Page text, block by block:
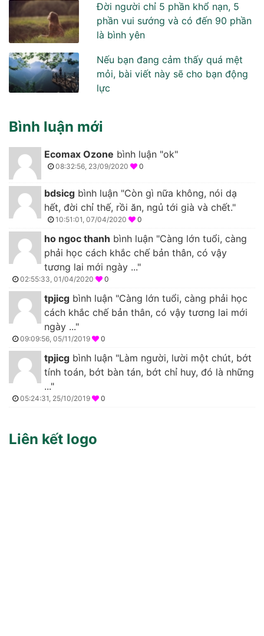
Đời người chỉ 5 phần khổ nạn, 5
phần vui sướng và có đến 90 phần
là bình yên
Nếu bạn đang cảm thấy quá mệt
mỏi, bài viết này sẽ cho bạn động
lực
Bình luận mới
Ecomax Ozone bình luận "ok"
08:32:56, 23/09/2020 0
bdsicg bình luận "Còn gì nữa không, nói dạ
hết, đời chỉ thế, rồi ăn, ngủ tới già và chết."
10:51:01, 07/04/2020 0
ho ngoc thanh bình luận "Càng lớn tuổi, càng
phải học cách khắc chế bản thân, có vậy
tương lai mới ngày ..."
02:55:33, 01/04/2020 0
tpjicg bình luận "Càng lớn tuổi, càng phải học
cách khắc chế bản thân, có vậy tương lai mới
ngày ..."
09:09:56, 05/11/2019 0
tpjicg bình luận "Làm người, lười một chút, bớt
tính toán, bớt bàn tán, bớt chỉ huy, đó là những
..."
05:24:31, 25/10/2019 0
Liên kết logo